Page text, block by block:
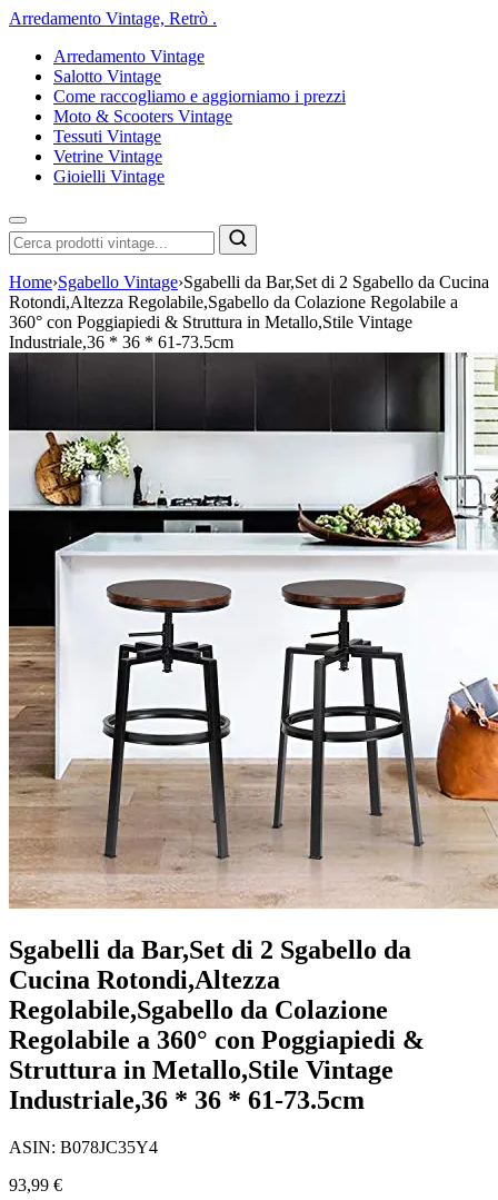
Arredamento Vintage, Retrò .
Arredamento Vintage
Salotto Vintage
Come raccogliamo e aggiorniamo i prezzi
Moto & Scooters Vintage
Tessuti Vintage
Vetrine Vintage
Gioielli Vintage
Home›Sgabello Vintage›Sgabelli da Bar,Set di 2 Sgabello da Cucina
Rotondi,Altezza Regolabile,Sgabello da Colazione Regolabile a
360° con Poggiapiedi & Struttura in Metallo,Stile Vintage
Industriale,36 * 36 * 61-73.5cm
Sgabelli da Bar,Set di 2 Sgabello da
Cucina Rotondi,Altezza
Regolabile,Sgabello da Colazione
Regolabile a 360° con Poggiapiedi &
Struttura in Metallo,Stile Vintage
Industriale,36 * 36 * 61-73.5cm
ASIN: B078JC35Y4
93,99 €